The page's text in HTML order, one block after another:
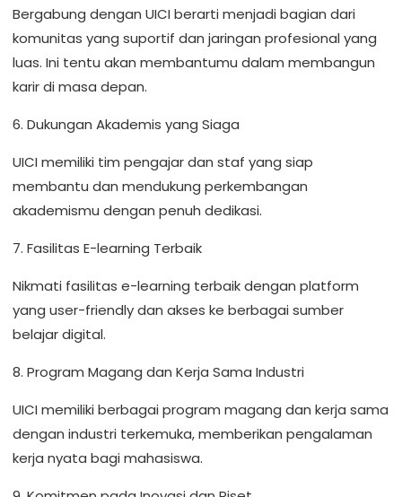
Bergabung dengan UICI berarti menjadi bagian dari
komunitas yang suportif dan jaringan profesional yang
luas. Ini tentu akan membantumu dalam membangun
karir di masa depan.
6. Dukungan Akademis yang Siaga
UICI memiliki tim pengajar dan staf yang siap
membantu dan mendukung perkembangan
akademismu dengan penuh dedikasi.
7. Fasilitas E-learning Terbaik
Nikmati fasilitas e-learning terbaik dengan platform
yang user-friendly dan akses ke berbagai sumber
belajar digital.
8. Program Magang dan Kerja Sama Industri
UICI memiliki berbagai program magang dan kerja sama
dengan industri terkemuka, memberikan pengalaman
kerja nyata bagi mahasiswa.